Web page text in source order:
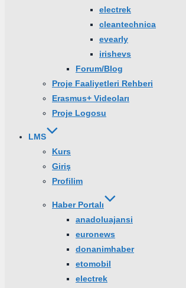
electrek
cleantechnica
evearly
irishevs
Forum/Blog
Proje Faaliyetleri Rehberi
Erasmus+ Videoları
Proje Logosu
LMS
Kurs
Giriş
Profilim
Haber Portalı
anadoluajansi
euronews
donanimhaber
etomobil
electrek